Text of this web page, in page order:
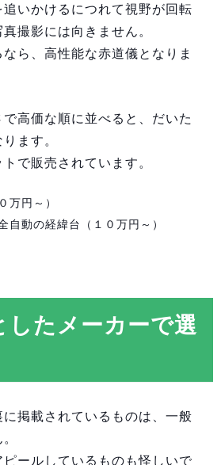
いかけるにつれて視野が回転
撮影には向きません。
ら、高性能な赤道儀となりま
高価な順に並べると、だいた
ます。
で販売されています。
万円～）
自動の経緯台（１０万円～）
したメーカーで選
掲載されているものは、一般
ールしているものも怪しいで